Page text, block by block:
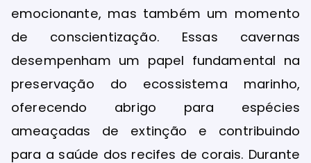
emocionante, mas também um momento
de conscientização. Essas cavernas
desempenham um papel fundamental na
preservação do ecossistema marinho,
oferecendo abrigo para espécies
ameaçadas de extinção e contribuindo
para a saúde dos recifes de corais. Durante